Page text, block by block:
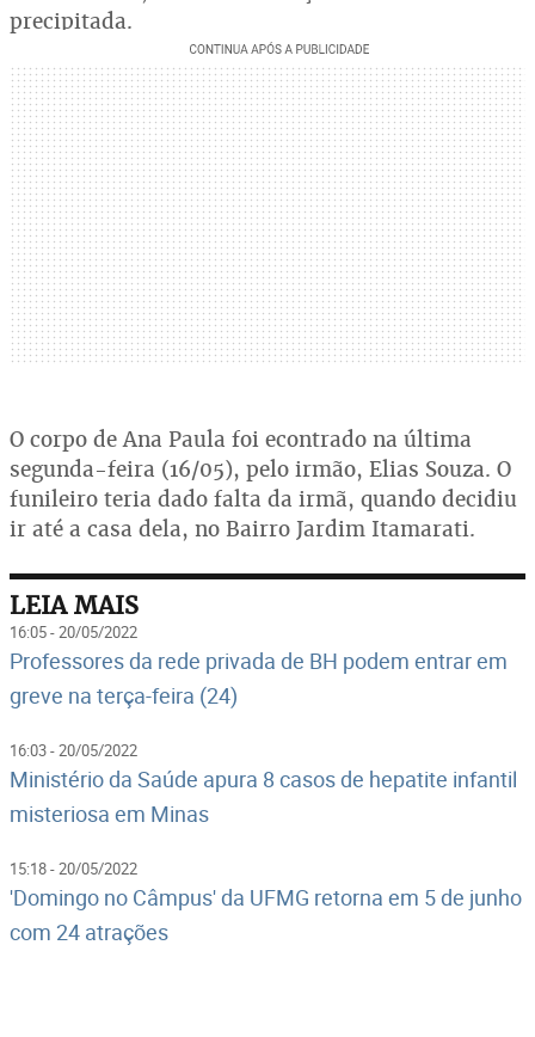
precipitada.
O corpo de Ana Paula foi econtrado na última
segunda-feira (16/05), pelo irmão, Elias Souza. O
funileiro teria dado falta da irmã, quando decidiu
ir até a casa dela, no Bairro Jardim Itamarati.
LEIA MAIS
16:05 - 20/05/2022
Professores da rede privada de BH podem entrar em
greve na terça-feira (24)
16:03 - 20/05/2022
Ministério da Saúde apura 8 casos de hepatite infantil
misteriosa em Minas
15:18 - 20/05/2022
'Domingo no Câmpus' da UFMG retorna em 5 de junho
com 24 atrações